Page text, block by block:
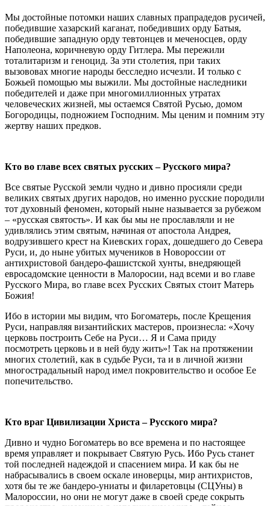
Мы достойные потомки наших славных прапрадедов русичей,
победившие хазарский каганат, победивших орду Батыя,
победившие западную орду тевтонцев и меченосцев, орду
Наполеона, коричневую орду Гитлера. Мы пережили
тоталитаризм и геноцид. За эти столетия, при таких
вызововах многие народы бесследно исчезли. И только с
Божьей помощью мы выжили. Мы достойные наследники
победителей и даже при многомиллионных утратах
человеческих жизней, мы остаемся Святой Русью, домом
Богородицы, подножием Господним. Мы ценим и помним эту
жертву наших предков.
Кто во главе всех святых русских – Русского мира?
Все святые Русской земли чудно и дивно просияли среди
великих святых других народов, но именно русские породили
тот духовный феномен, который ныне называется за рубежом
– «русская святость». И как бы мы не прославляли и не
удивлялись этим святым, начиная от апостола Андрея,
водрузившего крест на Киевских горах, дошедшего до Севера
Руси, и, до ныне убитых мучеников в Новороссии от
антихристовой бандеро-фашистской хунты, внедряющей
евросадомские ценности в Малоросии, над всеми и во главе
Русского Мира, во главе всех Русских Святых стоит Матерь
Божия!
Ибо в истории мы видим, что Богоматерь, после Крещения
Руси, направляя византийских мастеров, произнесла: «Хочу
церковь построить Себе на Руси… Я и Сама приду
посмотреть церковь и в ней буду жить»! Так на протяжении
многих столетий, как в судьбе Руси, та и в личной жизни
многострадальный народ имел покровительство и особое Ее
попечительство.
Кто враг Цивилизации Христа – Русского мира?
Дивно и чудно Богоматерь во все времена и по настоящее
время управляет и покрывает Святую Русь. Ибо Русь станет
той последней надеждой и спасением мира. И как бы не
набрасывались в своем оскале иноверцы, мир антихристов,
хотя бы те же бандеро-униаты и филаретовцы (СЦУны) в
Малороссии, но они не могут даже в своей среде сокрыть